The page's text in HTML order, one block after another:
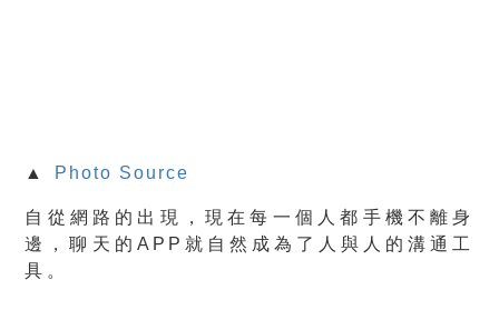
▲ Photo Source
自從網路的出現，現在每一個人都手機不離身
邊，聊天的APP就自然成為了人與人的溝通工
具。